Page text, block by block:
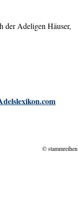
der Adeligen Häuser,
©